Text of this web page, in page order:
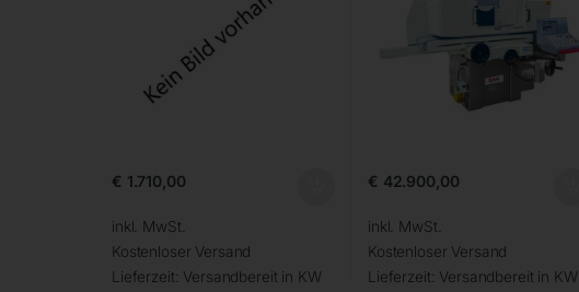
€ 1.710,00
inkl. MwSt.
Kostenloser Versand
Lieferzeit: Versandbereit in KW
€ 42.900,00
inkl. MwSt.
Kostenloser Versand
Lieferzeit: Versandbereit in KW